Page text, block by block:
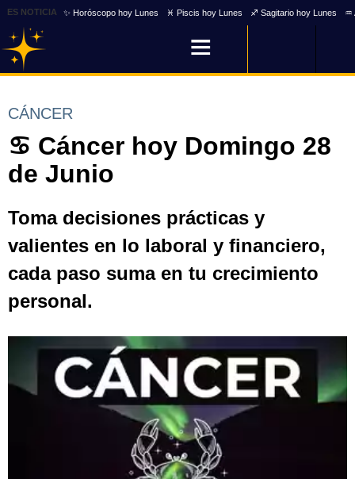
ES NOTICIA ✨ Horóscopo hoy Lunes ♓ Piscis hoy Lunes ♐ Sagitario hoy Lunes
CÁNCER
♋ Cáncer hoy Domingo 28
de Junio
Toma decisiones prácticas y
valientes en lo laboral y financiero,
cada paso suma en tu crecimiento
personal.